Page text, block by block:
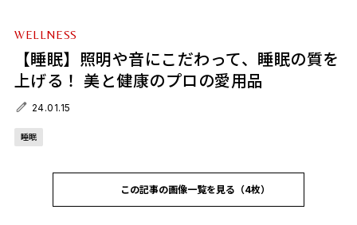
WELLNESS
【睡眠】照明や音にこだわって、睡眠の質を
上げる！ 美と健康のプロの愛用品
24.01.15
睡眠
この記事の画像一覧を見る（4枚）